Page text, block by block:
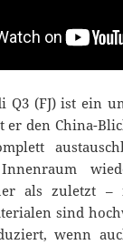
Q3 (FJ) ist ein
er den China-
als zuletzt
sind
wenn